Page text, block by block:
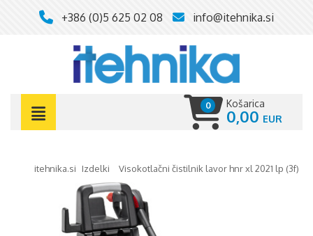
+386 (0)5 625 02 08 info@itehnika.si
Košarica
0
0,00
itehnika.si izdelki visokotlačni čistilnik lavor hnr xl 2021 lp (3f)